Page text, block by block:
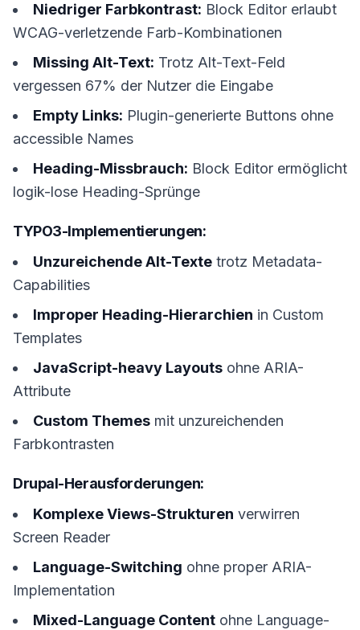
Niedriger Farbkontrast: Block Editor erlaubt
WCAG-verletzende Farb-Kombinationen
Missing Alt-Text: Trotz Alt-Text-Feld
vergessen 67% der Nutzer die Eingabe
Empty Links: Plugin-generierte Buttons ohne
accessible Names
Heading-Missbrauch: Block Editor ermöglicht
logik-lose Heading-Sprünge
TYPO3-Implementierungen:
Unzureichende Alt-Texte trotz Metadata-
Capabilities
Improper Heading-Hierarchien in Custom
Templates
JavaScript-heavy Layouts ohne ARIA-
Attribute
Custom Themes mit unzureichenden
Farbkontrasten
Drupal-Herausforderungen:
Komplexe Views-Strukturen verwirren
Screen Reader
Language-Switching ohne proper ARIA-
Implementation
Mixed-Language Content ohne Language-